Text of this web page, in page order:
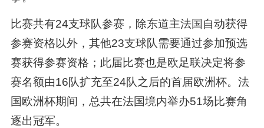
比赛共有24支球队参赛，除东道主法国自动获得
参赛资格以外，其他23支球队需要通过参加预选
赛获得参赛资格；此届比赛也是欧足联决定将参
赛名额由16队扩充至24队之后的首届欧洲杯。法
国欧洲杯期间，总共在法国境内举办51场比赛角
逐出冠军。